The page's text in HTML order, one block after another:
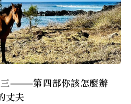
三———第四部你該怎麼辦
丈夫